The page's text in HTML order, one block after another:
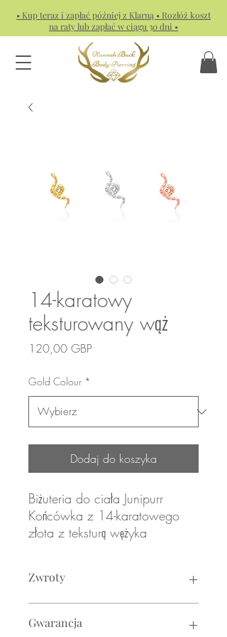
• Kup teraz i zapłać później z Klarną • Rozłóż koszt
na raty lub zapłać w ciągu 30 dni •
14-karatowy
teksturowany wąż
120,00 GBP
Gold Colour *
Dodaj do koszyka
Biżuteria do ciała Junipurr
Końcówka z 14-karatowego
złota z teksturą wężyka
TYLKO DODATEK
pasuje do bezgwintowego
słupka labret (sprzedawany
Zwroty
względów higienicznych.
Gwarancja